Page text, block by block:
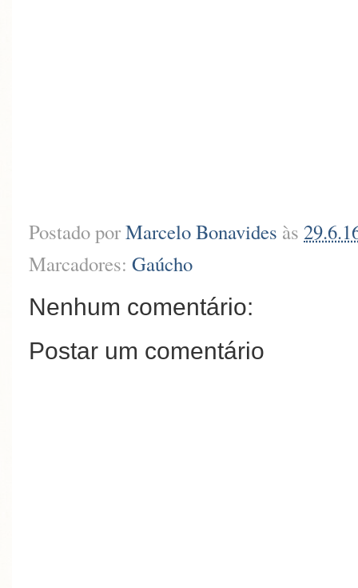
Postado porMarcelo Bonavides às
Marcadores: Gaúcho
Nenhum comentário:
Postar um comentário